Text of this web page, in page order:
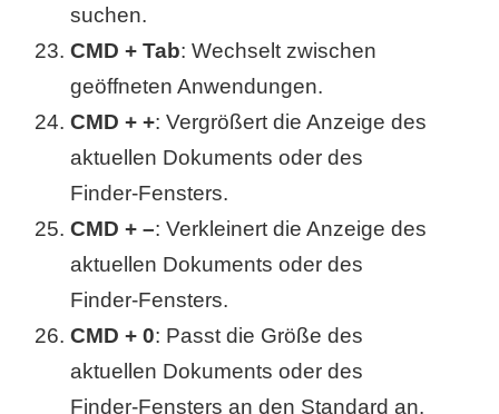
suchen.
CMD + Tab: Wechselt zwischen
geöffneten Anwendungen.
CMD + +: Vergrößert die Anzeige des
aktuellen Dokuments oder des
Finder-Fensters.
CMD + –: Verkleinert die Anzeige des
aktuellen Dokuments oder des
Finder-Fensters.
CMD + 0: Passt die Größe des
aktuellen Dokuments oder des
Finder-Fensters an den Standard an.